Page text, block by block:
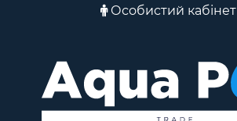
Особистий кабінет